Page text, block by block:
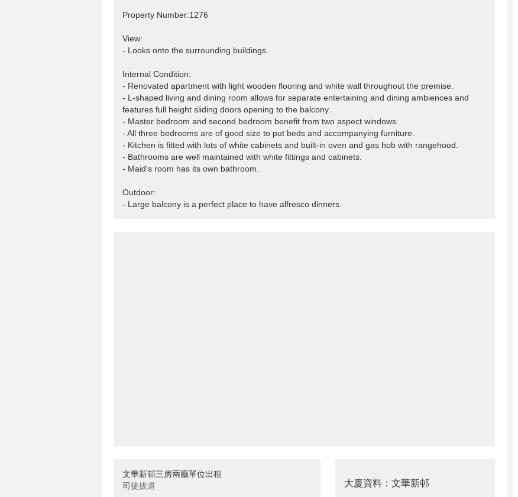
Property Number:1276
View:
- Looks onto the surrounding buildings.
Internal Condition:
- Renovated apartment with light wooden flooring and white wall throughout the premise.
- L-shaped living and dining room allows for separate entertaining and dining ambiences and
features full height sliding doors opening to the balcony.
- Master bedroom and second bedroom benefit from two aspect windows.
- All three bedrooms are of good size to put beds and accompanying furniture.
- Kitchen is fitted with lots of white cabinets and built-in oven and gas hob with rangehood.
- Bathrooms are well maintained with white fittings and cabinets.
- Maid's room has its own bathroom.
Outdoor:
- Large balcony is a perfect place to have alfresco dinners.
文華新邨三房兩廳單位出租
司徒拔道
大廈資料：文華新邨